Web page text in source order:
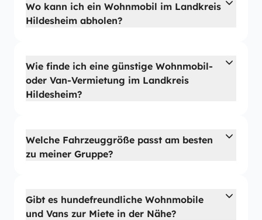
Wo kann ich ein Wohnmobil im Landkreis
Hildesheim abholen?
Wie finde ich eine günstige Wohnmobil-
oder Van-Vermietung im Landkreis
Hildesheim?
Welche Fahrzeuggröße passt am besten
zu meiner Gruppe?
Gibt es hundefreundliche Wohnmobile
und Vans zur Miete in der Nähe?